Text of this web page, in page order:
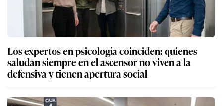
Los expertos en psicología coinciden: quienes
saludan siempre en el ascensor no viven a la
defensiva y tienen apertura social